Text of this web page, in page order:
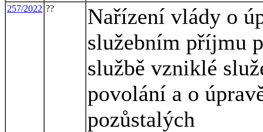
257/2022 ??
Nařízení vlády o
služebním příjmu
službě vzniklé
povolání a o
pozůstalých